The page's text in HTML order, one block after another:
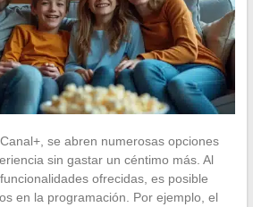
se abren numerosas opciones
sin gastar un céntimo más. Al
ofrecidas, es posible
en la programación. Por ejemplo, el